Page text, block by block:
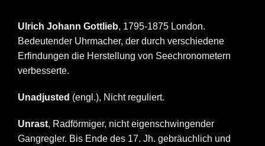
Ulrich Johann Gottlieb, 1795-1875 London.
Bedeutender Uhrmacher, der durch verschiedene
Erfindungen die Herstellung von Seechronometern
verbesserte.
Unadjusted (engl.), Nicht reguliert.
Unrast, Radförmiger, nicht eigenschwingender
Gangregler. Bis Ende des 17. Jh. gebräuchlich und